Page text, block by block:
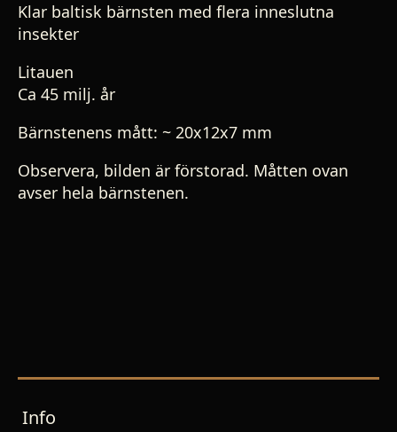
Klar baltisk bärnsten med flera inneslutna
insekter
Litauen
Ca 45 milj. år
Bärnstenens mått: ~ 20x12x7 mm
Observera, bilden är förstorad. Måtten ovan
avser hela bärnstenen.
Info